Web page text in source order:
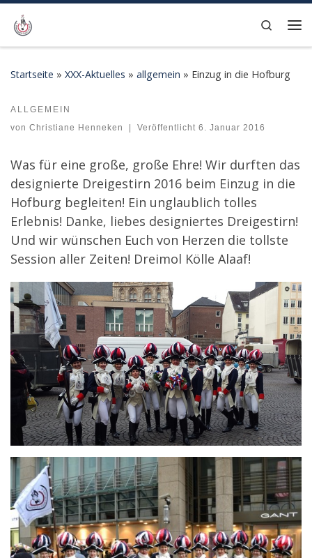
Zum Inhalt springen
Search
Startseite » XXX-Aktuelles » allgemein » Einzug in die Hofburg
ALLGEMEIN
von Christiane Henneken Veröffentlicht 6. Januar 2016
Was für eine große, große Ehre! Wir durften das
designierte Dreigestirn 2016 beim Einzug in die
Hofburg begleiten! Ein unglaublich tolles
Erlebnis! Danke, liebes designiertes Dreigestirn!
Und wir wünschen Euch von Herzen die tollste
Session aller Zeiten! Dreimol Kölle Alaaf!